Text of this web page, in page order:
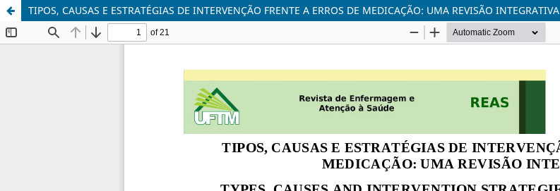
TIPOS, CAUSAS E ESTRATÉGIAS DE INTERVENÇÃO FRENTE A ERROS DE MEDICAÇÃO: UMA REVISÃO INTEGRATIVA